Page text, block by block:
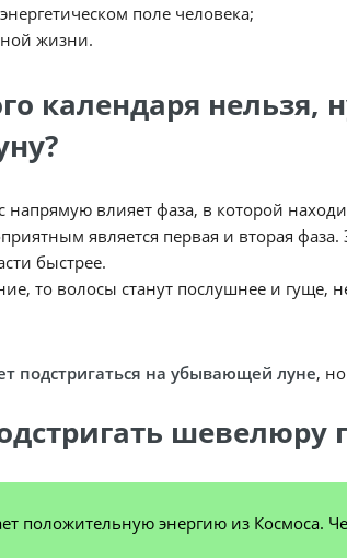
поле человека;
жизни.
календаря
напрямую влияет фаза, в которой
является первая и вторая
быстрее.
то волосы станут послушнее и гуще,
подстригаться на убывающей луне,
шевелюру
положительную энергию из Космоса.